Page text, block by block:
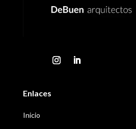
Enlaces
Inicio